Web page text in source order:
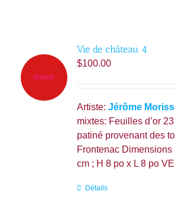
Stock épuisé
Vie de château 4
$100.00
Artiste:Jérôme
mixtes: Feuilles d’or
patiné provenant des
Frontenac Dimensions
cm ; H 8 po x L 8 po
Détails